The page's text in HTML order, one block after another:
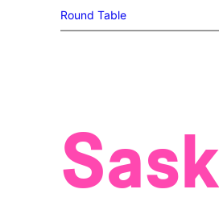
Round Table